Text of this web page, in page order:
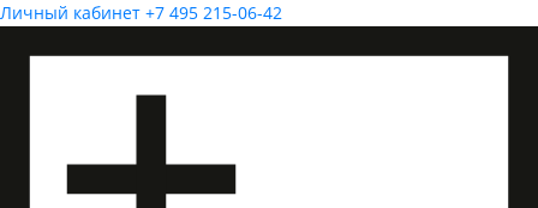
Личный кабинет +7 495 215-06-42